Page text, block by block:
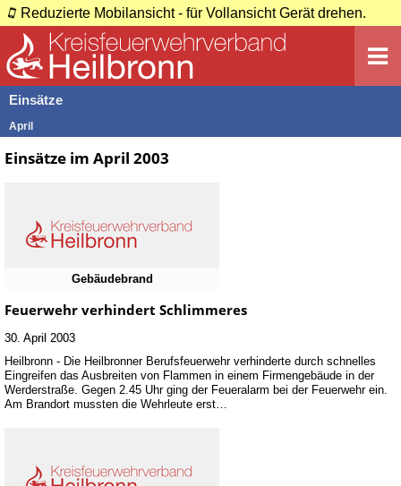
Reduzierte Mobilansicht - für Vollansicht Gerät drehen.
Einsätze
April
Einsätze im April 2003
Gebäudebrand
Feuerwehr verhindert Schlimmeres
30. April 2003
Heilbronn - Die Heilbronner Berufsfeuerwehr verhinderte durch schnelles
Eingreifen das Ausbreiten von Flammen in einem Firmengebäude in der
Werderstraße. Gegen 2.45 Uhr ging der Feueralarm bei der Feuerwehr ein.
Am Brandort mussten die Wehrleute erst…